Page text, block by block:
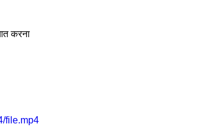
करना
file.mp4